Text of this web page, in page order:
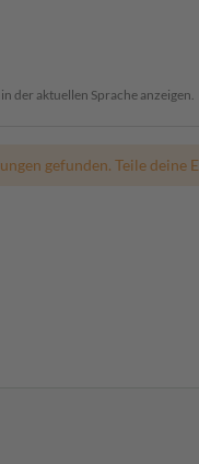
der aktuellen Sprache anzeigen.
gefunden. Teile deine